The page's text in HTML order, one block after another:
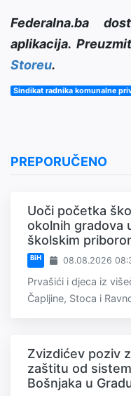
Federalna.ba
aplikacija.
Storeu.
Sindikat radnika komunalne
PREPORUČENO
Uoči početka
okolnih gradova
školskim
BiH 08.08.2026
Prvašići i djeca iz
Čapljine, Stoca i
Zvizdićev poziv
zaštitu od
Bošnjaka u